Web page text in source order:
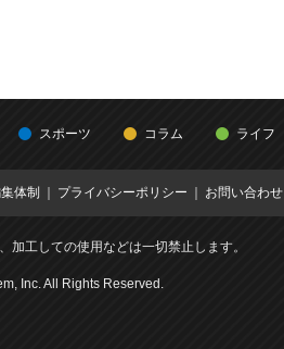
スポーツ コラム ライフ
体制 プライバシーポリシー お問い合わせ
工しての使用などは一切禁止します。
Inc. All Rights Reserved.